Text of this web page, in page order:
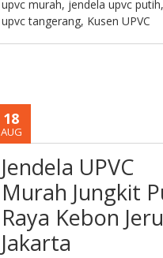
upvc murah, jendela upvc putih,
upvc tangerang, Kusen UPVC
18
AUG
Jendela UPVC
Murah Jungkit
Raya Kebon
Jakarta